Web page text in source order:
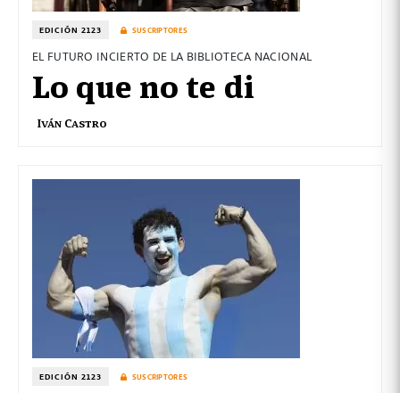
EDICIÓN 2123 SUSCRIPTORES
EL FUTURO INCIERTO DE LA BIBLIOTECA NACIONAL
Lo que no te di
Iván Castro
EDICIÓN 2123 SUSCRIPTORES